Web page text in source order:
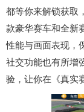
都等你来解锁获取
款豪华赛车和全新
性能与画面表现，
社交功能也有所增
验，让你在《真实